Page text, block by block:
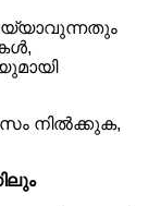
നിൽക്കുക,